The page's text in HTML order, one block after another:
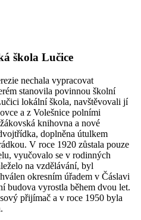
škola Lučice
nechala vypracovat
stanovila povinnou školní
lokální škola, navštěvovali jí
a z Volešnice polními
knihovna a nové
doplněna útulkem
V roce 1920 zůstala pouze
vyučovalo se v rodinných
na vzdělávání, byl
okresním úřadem v Čáslavi
budova vyrostla během dvou let.
přijímač a v roce 1950 byla